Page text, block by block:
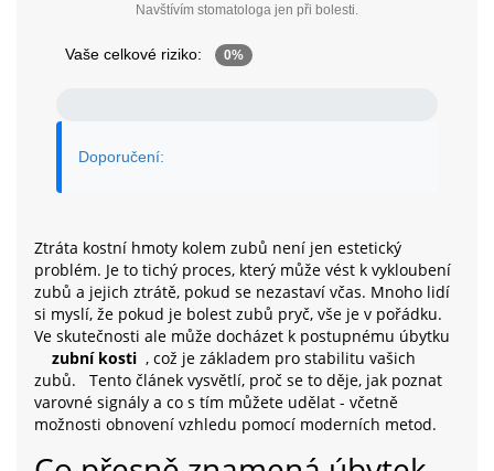
Navštívím stomatologa jen při bolesti.
Vaše celkové riziko: 0%
Doporučení:
Ztráta kostní hmoty kolem zubů není jen estetický
problém. Je to tichý proces, který může vést k vykloubení
zubů a jejich ztrátě, pokud se nezastaví včas. Mnoho lidí
si myslí, že pokud je bolest zubů pryč, vše je v pořádku.
Ve skutečnosti ale může docházet k postupnému úbytku
zubní kosti , což je základem pro stabilitu vašich
zubů.
Tento článek vysvětlí, proč se to děje, jak poznat
varovné signály a co s tím můžete udělat - včetně
možnosti obnovení vzhledu pomocí moderních metod.